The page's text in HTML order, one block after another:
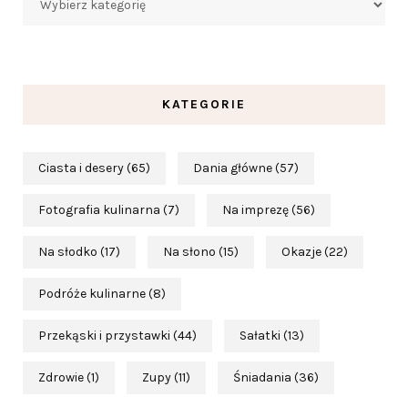
KATEGORIE
Ciasta i desery(65) Dania główne(57)
Fotografia kulinarna (7) Na imprezę(56)
Na słodko (17) Na słono (15) Okazje(22)
Podróże kulinarne(8)
Przekąski i przystawki (44) Sałatki (13)
Zdrowie(1) Zupy(11) Śniadania (36)